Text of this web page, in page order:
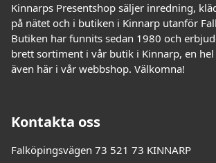
Kinnarps Presentshop säljer inredning,
på nätet och i butiken i Kinnarp utanför
Butiken har funnits sedan 1980 och
brett sortiment i vår butik i Kinnarp, en
även här i vår webbshop. Välkomna!
Kontakta oss
Falköpingsvägen 73 521 73 KINNARP